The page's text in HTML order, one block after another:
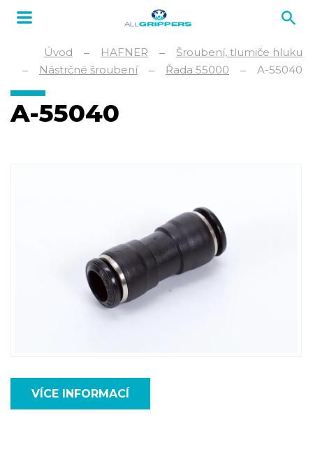
Úvod HAFNER
Šroubení, tlumiče hluku
Nástrčné šroubení
Řada 55000 A-55040
A-55040
VÍCE INFORMACÍ